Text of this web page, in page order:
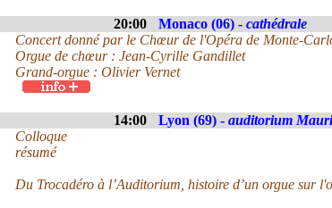
20:00 Monaco (06) - cathédrale
Concert donné par le Chœur de l'Opéra de Monte-
Orgue de chœur : Jean-Cyrille Gandillet
Grand-orgue : Olivier Vernet
14:00 Lyon (69) - auditorium
Colloque
résumé
Du Trocadéro à l’Auditorium, histoire d’un orgue sur